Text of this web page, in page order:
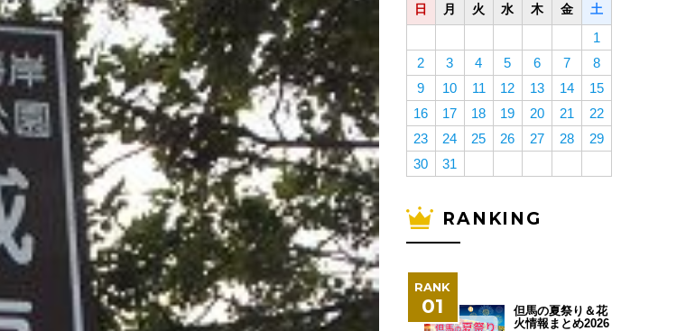
日 月 火 水 木 金 土
1
2
3 4 5 6 7
8
9
10 11 12 13 14
15
16
17 18 19 20 21
22
23
24 25 26 27 28
29
30
31
RANKING
但馬の夏祭り＆花
火情報まとめ2026